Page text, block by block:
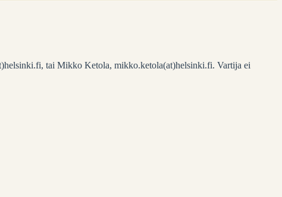
tai Mikko Ketola, mikko.ketola(at)helsinki.fi. Vartija ei